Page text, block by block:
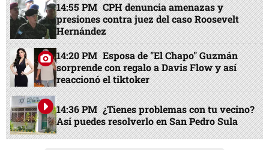
14:55 PM CPH denuncia amenazas y
presiones contra juez del caso Roosevelt
Hernández
14:20 PM Esposa de "El Chapo" Guzmán
sorprende con regalo a Davis Flow y así
reaccionó el tiktoker
14:36 PM ¿Tienes problemas con tu vecino?
Así puedes resolverlo en San Pedro Sula